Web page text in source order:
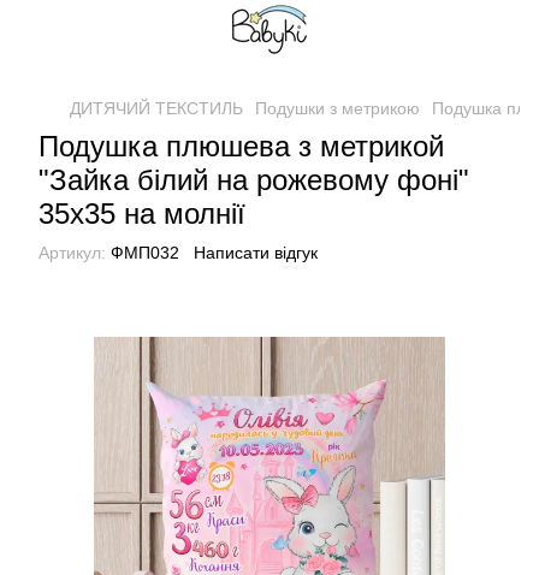
ДИТЯЧИЙ ТЕКСТИЛЬ Подушки з метрикою Подушка
Подушка плюшева з метрикой
"Зайка білий на рожевому фоні"
35х35 на молнії
Артикул: ФМП032 Написати відгук